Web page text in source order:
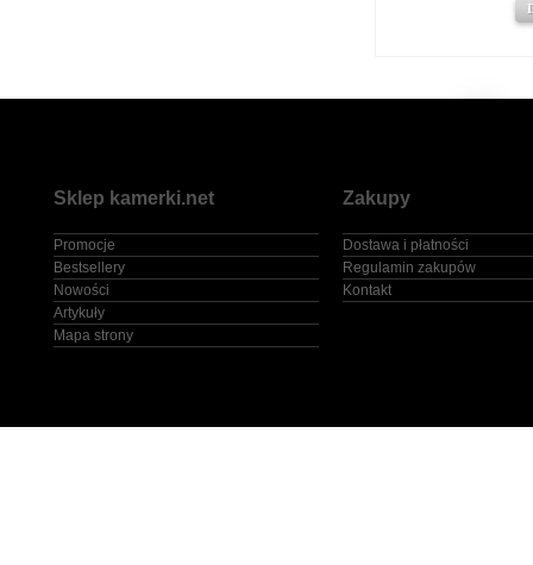
Sklep kamerki.net
Promocje
Bestsellery
Nowości
Artykuły
Mapa strony
Zakupy
Dostawa i płatności
Regulamin zakupów
Kontakt